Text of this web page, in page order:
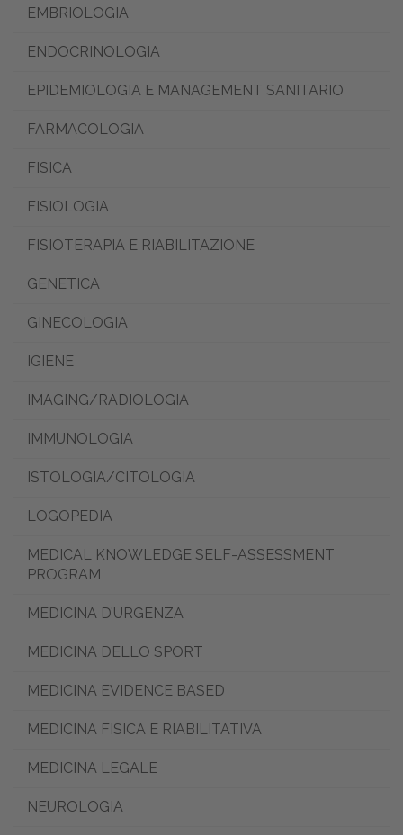
EMBRIOLOGIA
ENDOCRINOLOGIA
EPIDEMIOLOGIA E MANAGEMENT SANITARIO
FARMACOLOGIA
FISICA
FISIOLOGIA
FISIOTERAPIA E RIABILITAZIONE
GENETICA
GINECOLOGIA
IGIENE
IMAGING/RADIOLOGIA
IMMUNOLOGIA
ISTOLOGIA/CITOLOGIA
LOGOPEDIA
MEDICAL KNOWLEDGE SELF-ASSESSMENT
PROGRAM
MEDICINA D’URGENZA
MEDICINA DELLO SPORT
MEDICINA EVIDENCE BASED
MEDICINA FISICA E RIABILITATIVA
MEDICINA LEGALE
NEUROLOGIA